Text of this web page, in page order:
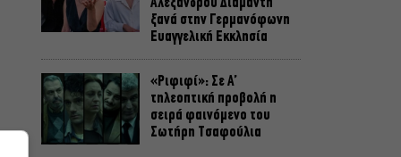
Αλέξανδρου Διαμαντή
ξανά στην Γερμανόφωνη
Ευαγγελική Εκκλησία
«Ριφιφί»: Σε Α’
τηλεοπτική προβολή η
σειρά φαινόμενο του
Σωτήρη Τσαφούλια